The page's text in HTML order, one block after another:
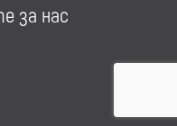
за нас